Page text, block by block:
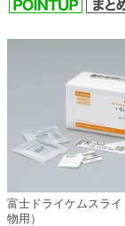
富士ドライケムスライ
物用）